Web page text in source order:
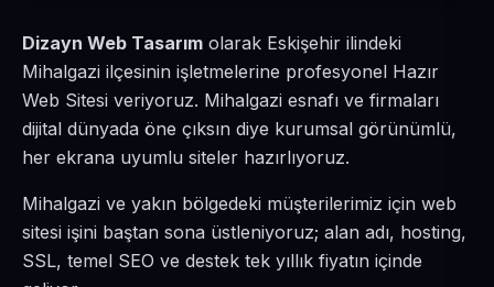
Dizayn Web Tasarım olarak Eskişehir ilindeki
Mihalgazi ilçesinin işletmelerine profesyonel Hazır
Web Sitesi veriyoruz. Mihalgazi esnafı ve firmaları
dijital dünyada öne çıksın diye kurumsal görünümlü,
her ekrana uyumlu siteler hazırlıyoruz.
Mihalgazi ve yakın bölgedeki müşterilerimiz için web
sitesi işini baştan sona üstleniyoruz; alan adı, hosting,
SSL, temel SEO ve destek tek yıllık fiyatın içinde